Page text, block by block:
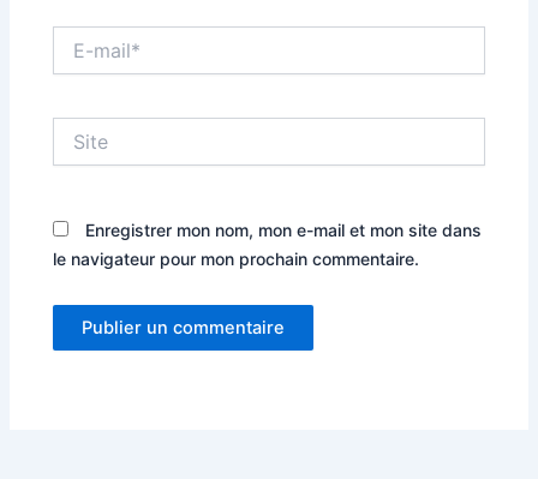
mail*
Enregistrer mon nom, mon e-mail et mon site dans
le navigateur pour mon prochain commentaire.